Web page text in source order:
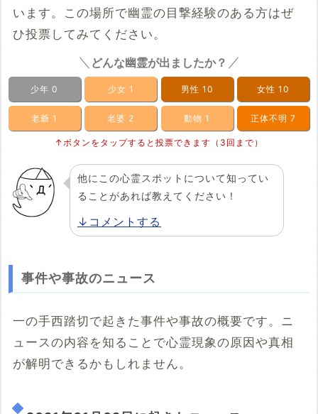
います。この場所で幽霊の目撃経験のある方はぜ
ひ投票してみてください。
どんな幽霊が出ましたか？
少年 0 少女 1 男性 10 女性 10
老爺 1 老婆 2 動物 1 正体不明 7
↑ボタンをタップすると投票できます（3回まで）
他にこの心霊スポットについて知ってい
ることがあれば教えてください！
↓コメントする
事件や事故のニュース
一の手西踏切で起きた事件や事故の概要です。ニ
ュースの内容を知ることで心霊現象の原因や真相
が解明できるかもしれません。